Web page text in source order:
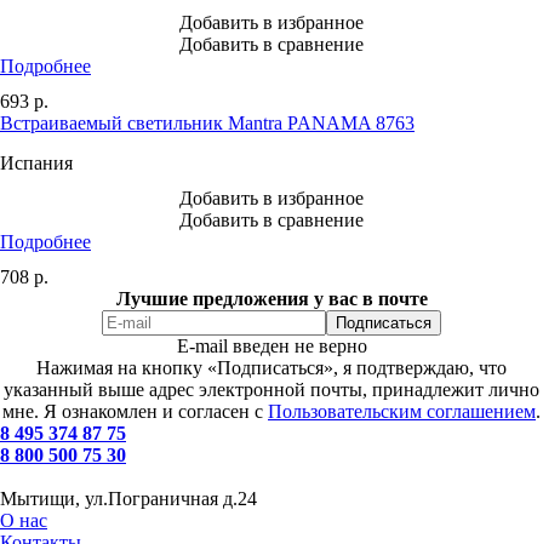
Добавить в избранное
Добавить в сравнение
Подробнее
693 р.
Встраиваемый светильник Mantra PANAMA 8763
Испания
Добавить в избранное
Добавить в сравнение
Подробнее
708 р.
Лучшие предложения у вас в почте
E-mail введен не верно
Нажимая на кнопку «Подписаться», я подтверждаю, что
указанный выше адрес электронной почты, принадлежит лично
мне. Я ознакомлен и согласен с Пользовательским соглашением.
8 495 374 87 75
8 800 500 75 30
Мытищи, ул.Пограничная д.24
О нас